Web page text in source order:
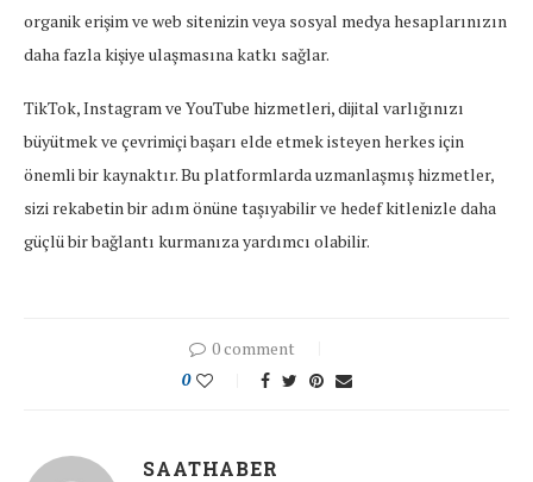
organik erişim ve web sitenizin veya sosyal medya hesaplarınızın
daha fazla kişiye ulaşmasına katkı sağlar.
TikTok, Instagram ve YouTube hizmetleri, dijital varlığınızı
büyütmek ve çevrimiçi başarı elde etmek isteyen herkes için
önemli bir kaynaktır. Bu platformlarda uzmanlaşmış hizmetler,
sizi rekabetin bir adım önüne taşıyabilir ve hedef kitlenizle daha
güçlü bir bağlantı kurmanıza yardımcı olabilir.
0 comment
0
SAATHABER